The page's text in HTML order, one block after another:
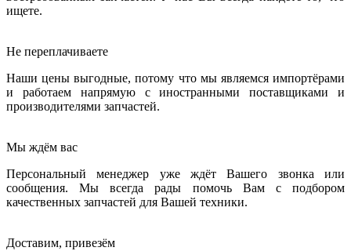
ищете.
Не переплачиваете
Наши цены выгодные, потому что мы являемся импортёрами
и работаем напрямую с иностранными поставщиками и
производителями запчастей.
Мы ждём вас
Персональный менеджер уже ждёт Вашего звонка или
сообщения. Мы всегда рады помочь Вам с подбором
качественных запчастей для Вашей техники.
Доставим, привезём